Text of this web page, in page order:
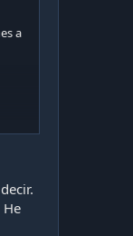
a